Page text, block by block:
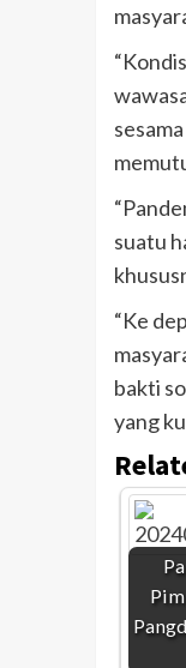
suatu
“Ke
bakti
yang